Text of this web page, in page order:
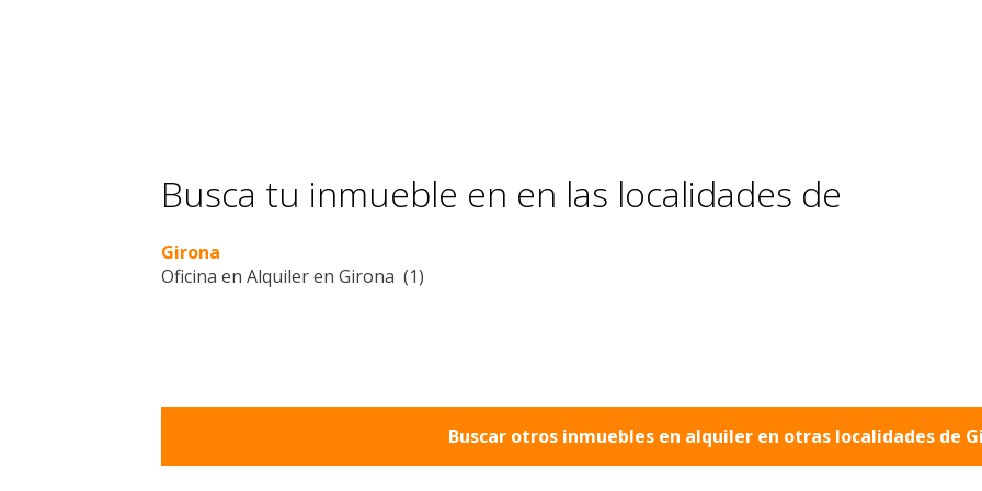
Busca tu inmueble en en las localidades de
Girona
Oficina en Alquiler en Girona (1)
Buscar otros inmuebles en alquiler en otras localidades de